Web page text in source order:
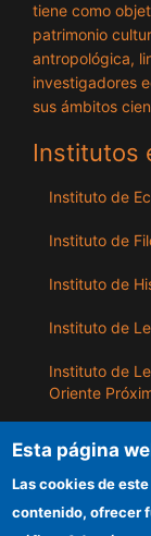
tiene como
patrimonio
antropológica,
investigadores
sus ámbitos
Institutos
Instituto de
Instituto de
Instituto de
Instituto de
Instituto de
Oriente
ILLA
Esta página
Las cookies de
contenido, ofrecer